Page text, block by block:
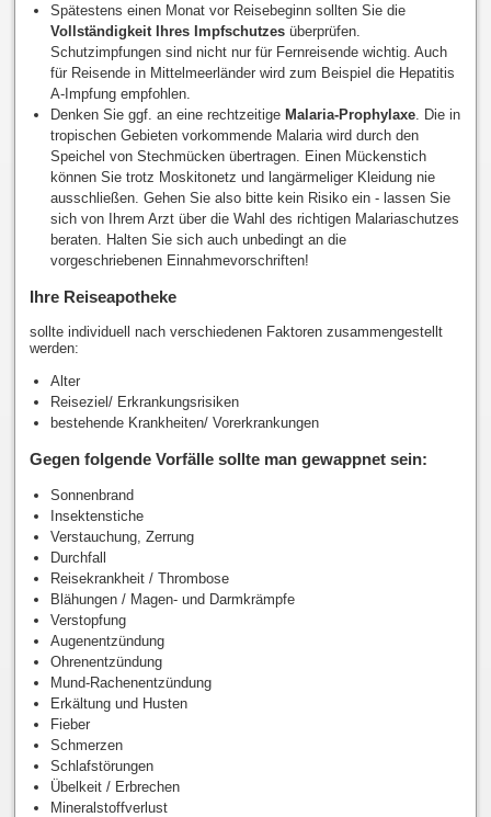
Spätestens einen Monat vor Reisebeginn sollten Sie die
Vollständigkeit Ihres Impfschutzes überprüfen.
Schutzimpfungen sind nicht nur für Fernreisende wichtig. Auch
für Reisende in Mittelmeerländer wird zum Beispiel die Hepatitis
A-Impfung empfohlen.
Denken Sie ggf. an eine rechtzeitige Malaria-Prophylaxe. Die in
tropischen Gebieten vorkommende Malaria wird durch den
Speichel von Stechmücken übertragen. Einen Mückenstich
können Sie trotz Moskitonetz und langärmeliger Kleidung nie
ausschließen. Gehen Sie also bitte kein Risiko ein - lassen Sie
sich von Ihrem Arzt über die Wahl des richtigen Malariaschutzes
beraten. Halten Sie sich auch unbedingt an die
vorgeschriebenen Einnahmevorschriften!
Ihre Reiseapotheke
sollte individuell nach verschiedenen Faktoren zusammengestellt
werden:
Alter
Reiseziel/ Erkrankungsrisiken
bestehende Krankheiten/ Vorerkrankungen
Gegen folgende Vorfälle sollte man gewappnet sein:
Sonnenbrand
Insektenstiche
Verstauchung, Zerrung
Durchfall
Reisekrankheit / Thrombose
Blähungen / Magen- und Darmkrämpfe
Verstopfung
Augenentzündung
Ohrenentzündung
Mund-Rachenentzündung
Erkältung und Husten
Fieber
Schmerzen
Schlafstörungen
Übelkeit / Erbrechen
Mineralstoffverlust